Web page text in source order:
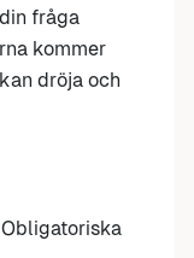
fråga
kommer
dröja och
Obligatoriska